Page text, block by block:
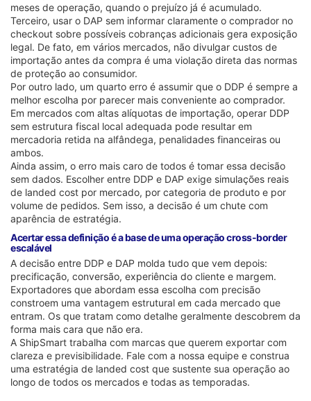
meses de operação, quando o prejuízo já é acumulado.
Terceiro, usar o DAP sem informar claramente o comprador no
checkout sobre possíveis cobranças adicionais gera exposição
legal. De fato, em vários mercados, não divulgar custos de
importação antes da compra é uma violação direta das normas
de proteção ao consumidor.
Por outro lado, um quarto erro é assumir que o DDP é sempre a
melhor escolha por parecer mais conveniente ao comprador.
Em mercados com altas alíquotas de importação, operar DDP
sem estrutura fiscal local adequada pode resultar em
mercadoria retida na alfândega, penalidades financeiras ou
ambos.
Ainda assim, o erro mais caro de todos é tomar essa decisão
sem dados. Escolher entre DDP e DAP exige simulações reais
de landed cost por mercado, por categoria de produto e por
volume de pedidos. Sem isso, a decisão é um chute com
aparência de estratégia.
Acertar essa definição é a base de uma operação cross-border
escalável
A decisão entre DDP e DAP molda tudo que vem depois:
precificação, conversão, experiência do cliente e margem.
Exportadores que abordam essa escolha com precisão
constroem uma vantagem estrutural em cada mercado que
entram. Os que tratam como detalhe geralmente descobrem da
forma mais cara que não era.
A ShipSmart trabalha com marcas que querem exportar com
clareza e previsibilidade. Fale com a nossa equipe e construa
uma estratégia de landed cost que sustente sua operação ao
longo de todos os mercados e todas as temporadas.